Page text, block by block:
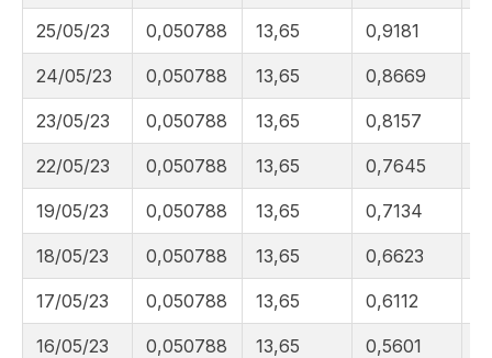
25/05/23 0,050788 13,65 0,9181
24/05/23 0,050788 13,65 0,8669
23/05/23 0,050788 13,65 0,8157
22/05/23 0,050788 13,65 0,7645
19/05/23 0,050788 13,65 0,7134
18/05/23 0,050788 13,65 0,6623
17/05/23 0,050788 13,65 0,6112
16/05/23 0,050788 13,65 0,5601